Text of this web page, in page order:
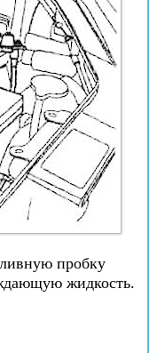
пробку
жидкость.